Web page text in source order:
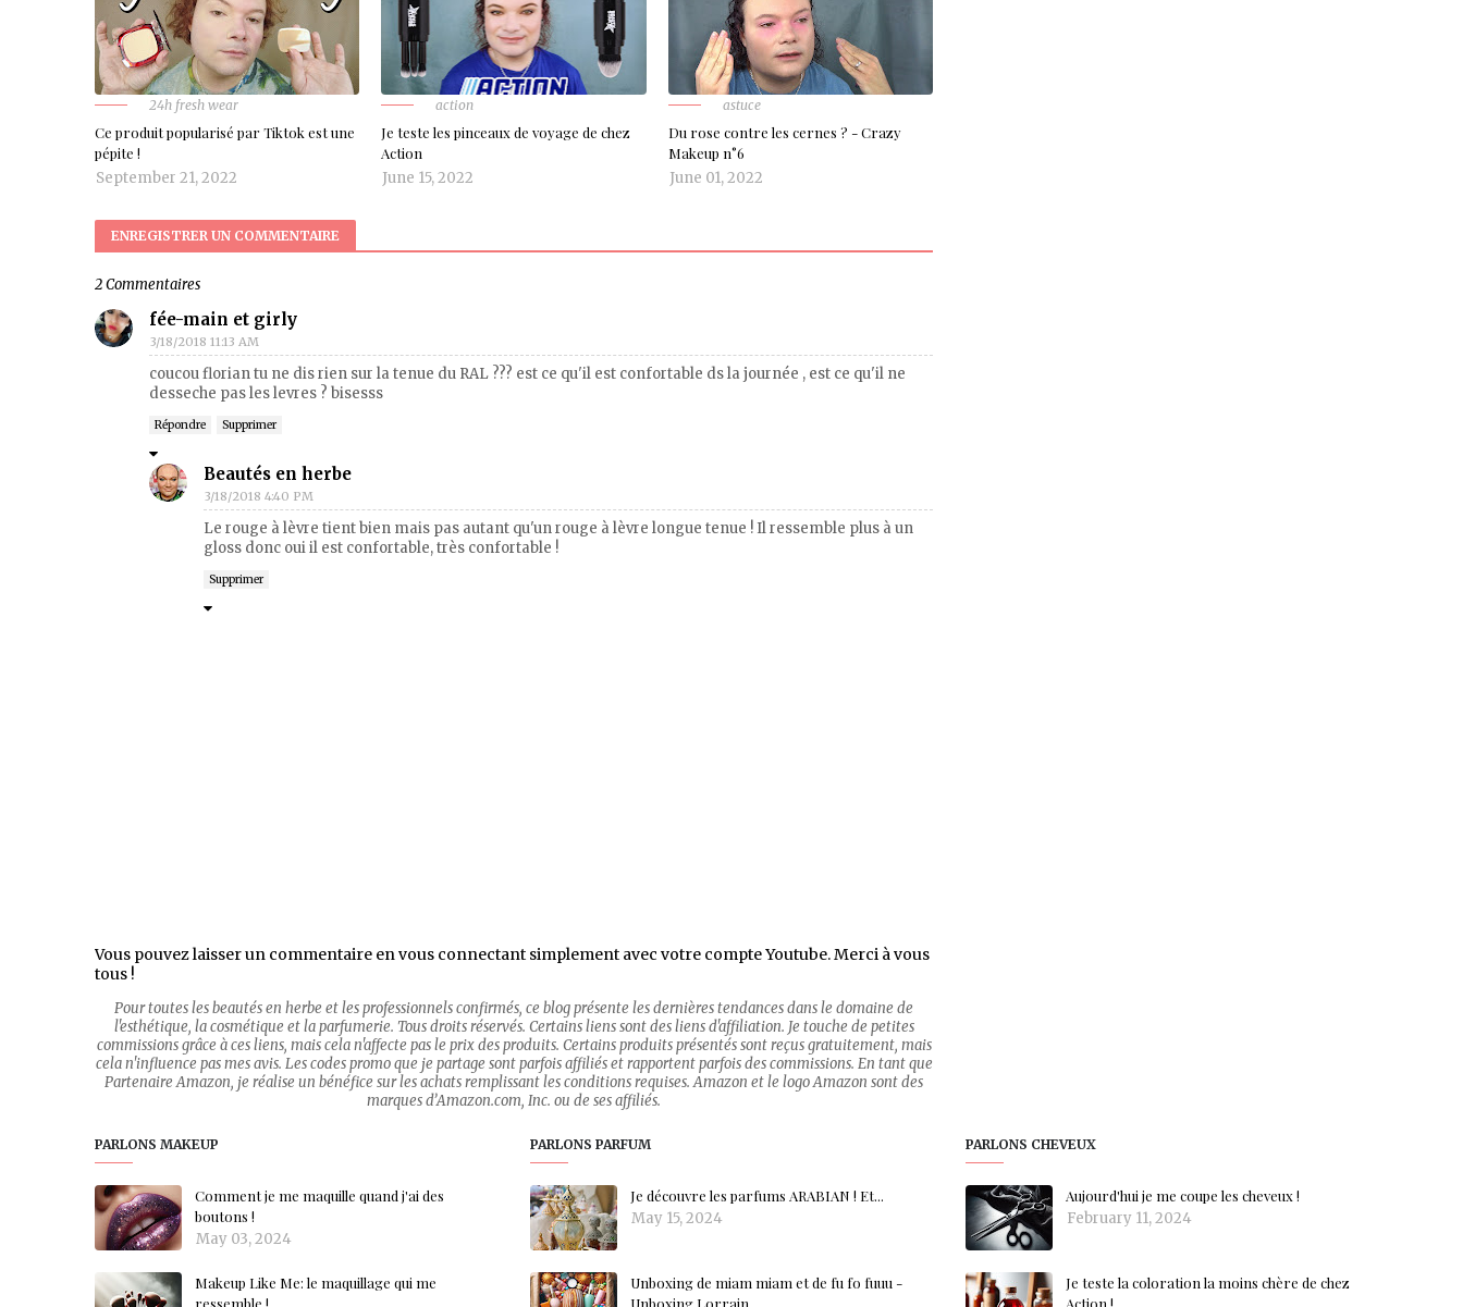
24h fresh wear
Ce produit popularisé par Tiktok est une
pépite !
September 21, 2022
action
Je teste les pinceaux de voyage de chez
Action
June 15, 2022
astuce
Du rose contre les cernes ? - Crazy
Makeup n°6
June 01, 2022
ENREGISTRER UN COMMENTAIRE
2 Commentaires
fée-main et girly
3/18/2018 11:13 AM
coucou florian tu ne dis rien sur la tenue du RAL ??? est ce qu'il est confortable ds la journée , est ce qu'il ne
desseche pas les levres ? bisesss
Répondre Supprimer
Beautés en herbe
3/18/2018 4:40 PM
Le rouge à lèvre tient bien mais pas autant qu'un rouge à lèvre longue tenue ! Il ressemble plus à un
gloss donc oui il est confortable, très confortable !
Supprimer
Vous pouvez laisser un commentaire en vous connectant simplement avec votre compte Youtube. Merci à vous
tous !
Pour toutes les beautés en herbe et les professionnels confirmés, ce blog présente les dernières tendances dans le domaine de
l'esthétique, la cosmétique et la parfumerie. Tous droits réservés. Certains liens sont des liens d'affiliation. Je touche de petites
commissions grâce à ces liens, mais cela n'affecte pas le prix des produits. Certains produits présentés sont reçus gratuitement, mais
cela n'influence pas mes avis. Les codes promo que je partage sont parfois affiliés et rapportent parfois des commissions. En tant que
Partenaire Amazon, je réalise un bénéfice sur les achats remplissant les conditions requises. Amazon et le logo Amazon sont des
marques d’Amazon.com, Inc. ou de ses affiliés.
PARLONS MAKEUP
Comment je me maquille quand j'ai des
boutons !
May 03, 2024
Makeup Like Me: le maquillage qui me
ressemble !
PARLONS PARFUM
Je découvre les parfums ARABIAN ! Et...
May 15, 2024
Unboxing de miam miam et de fu fo fuuu -
Unboxing Lorrain
PARLONS CHEVEUX
Aujourd'hui je me coupe les cheveux !
February 11, 2024
Je teste la coloration la moins chère de chez
Action !